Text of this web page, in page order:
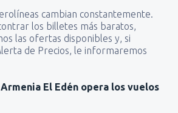
cambian constantemente.
los billetes más baratos,
las ofertas disponibles y, si
de Precios, le informaremos
El Edén opera los vuelos